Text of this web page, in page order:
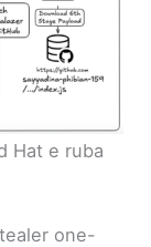
Hat e ruba
one-